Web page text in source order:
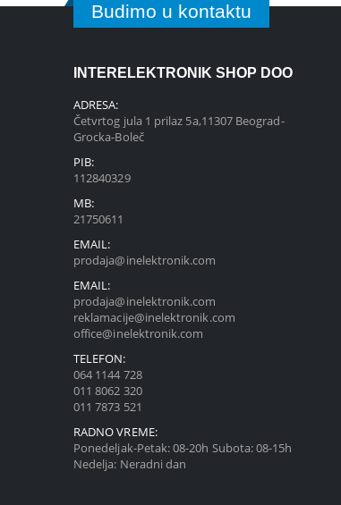
Budimo u kontaktu
INTERELEKTRONIK SHOP DOO
ADRESA:
Četvrtog jula 1 prilaz 5a,11307 Beograd-
Grocka-Boleč
PIB:
112840329
MB:
21750611
EMAIL:
prodaja@inelektronik.com
EMAIL:
prodaja@inelektronik.com
reklamacije@inelektronik.com
office@inelektronik.com
TELEFON:
064 1144 728
011 8062 320
011 7873 521
RADNO VREME:
Ponedeljak-Petak: 08-20h Subota: 08-15h
Nedelja: Neradni dan